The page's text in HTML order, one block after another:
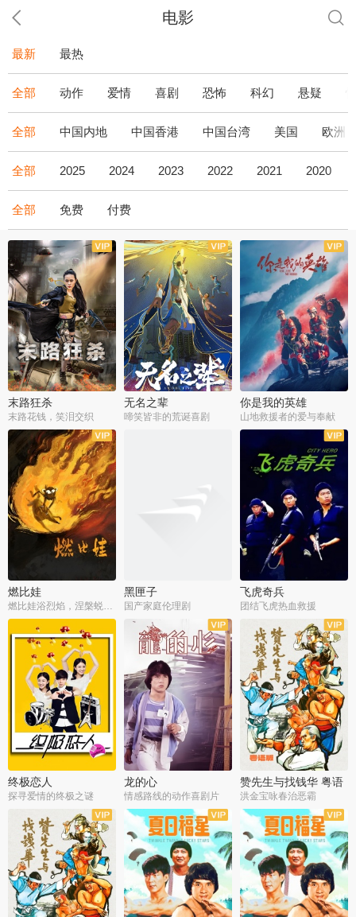
电影
最新 最热
全部 动作 爱情 喜剧 恐怖 科幻 悬疑
全部 中国内地 中国香港 中国台湾 美国 欧洲
全部 2025 2024 2023 2022 2021 2020
全部 免费 付费
末路狂杀
末路花钱，笑泪交织
无名之辈
啼笑皆非的荒诞喜剧
你是我的英雄
山地救援者的爱与奉献
燃比娃
燃比娃浴烈焰，涅槃蜕变成人
黑匣子
国产家庭伦理剧
飞虎奇兵
团结飞虎热血救援
终极恋人
探寻爱情的终极之谜
龙的心
情感路线的动作喜剧片
赞先生与找钱华 粤语
版
洪金宝咏春治恶霸